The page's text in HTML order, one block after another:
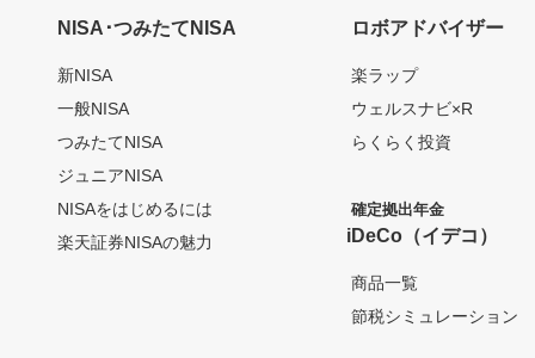
NISA･つみたてNISA
新NISA
一般NISA
つみたてNISA
ジュニアNISA
NISAをはじめるには
楽天証券NISAの魅力
ロボアドバイザー
楽ラップ
ウェルスナビ×R
らくらく投資
確定拠出年金
iDeCo（イデコ）
商品一覧
節税シミュレーション